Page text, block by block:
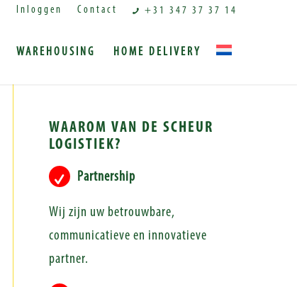
Inloggen Contact +31 347 37 37 14
WAREHOUSING HOME DELIVERY
WAAROM VAN DE SCHEUR
LOGISTIEK?
Partnership
Wij zijn uw betrouwbare,
communicatieve en innovatieve
partner.